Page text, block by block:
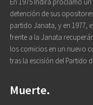
detención de sus
partido Janata, y en 1977,
frente a la Janata
los comicios en un nuevo
tras la escisión del Partido
Muerte.